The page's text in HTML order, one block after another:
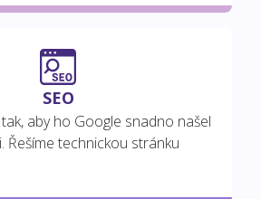
SEO
aby ho Google snadno našel
Řešíme technickou stránku